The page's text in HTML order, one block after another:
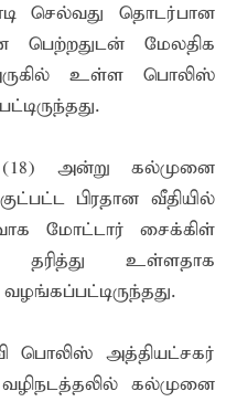
செல்வது தொடர்பான
பெற்றதுடன் மேலதிக
உள்ள பொலிஸ்
(18) அன்று கல்முனை
பிரதான வீதியில்
மோட்டார் சைக்கிள்
உள்ளதாக
அத்தியட்சகர்
கல்முனை